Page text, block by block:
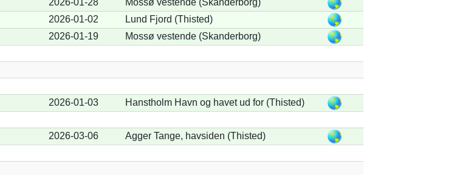
2026-01-02
Lund Fjord (Thisted)
2026-01-19
Mossø vestende (Skanderborg)
2026-01-03
Hanstholm Havn og havet ud for (Thisted)
2026-03-06
Agger Tange, havsiden (Thisted)